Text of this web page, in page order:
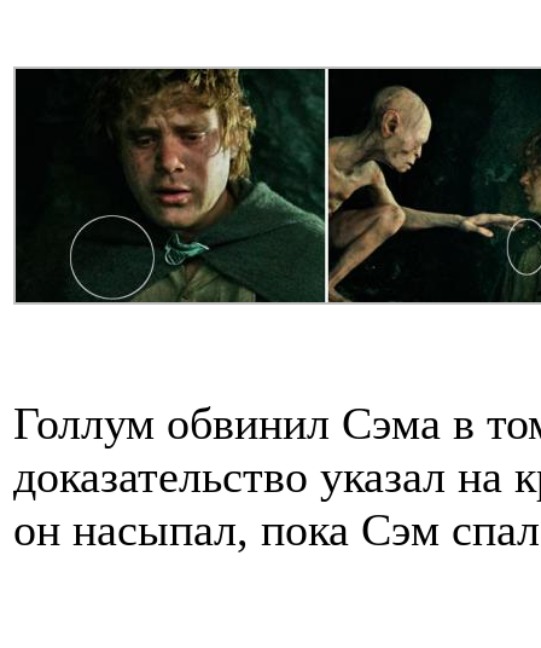
Голлум обвинил Сэма в
доказательство указал
он насыпал, пока Сэм